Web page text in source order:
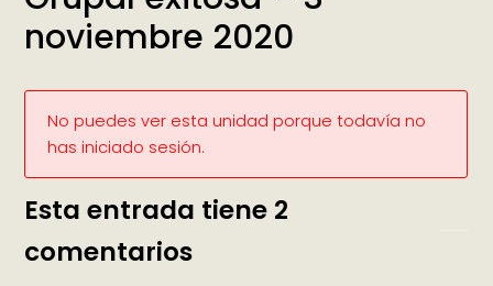
noviembre 2020
No puedes ver esta unidad porque todavía no
has iniciado sesión.
Esta entrada tiene 2
comentarios